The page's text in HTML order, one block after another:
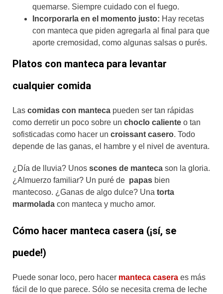
quemarse. Siempre cuidado con el fuego.
Incorporarla en el momento justo: Hay recetas
con manteca que piden agregarla al final para que
aporte cremosidad, como algunas salsas o purés.
Platos con manteca para levantar
cualquier comida
Las comidas con manteca pueden ser tan rápidas
como derretir un poco sobre un choclo caliente o tan
sofisticadas como hacer un croissant casero. Todo
depende de las ganas, el hambre y el nivel de aventura.
¿Día de lluvia? Unos scones de manteca son la gloria.
¿Almuerzo familiar? Un puré de papas bien
mantecoso. ¿Ganas de algo dulce? Una torta
marmolada con manteca y mucho amor.
Cómo hacer manteca casera (¡sí, se
puede!)
Puede sonar loco, pero hacer manteca casera es más
fácil de lo que parece. Sólo se necesita crema de leche